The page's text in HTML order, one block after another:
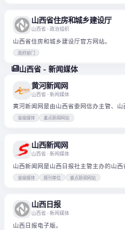
山西省住房和城乡建设厅
山西省· 政治组织
山西省住房和城乡建设厅官方网站。
政府部门
山西省 - 新闻媒体
黄河新闻网
山西省· 新闻媒体
黄河新闻网是由山西省委网信办主管、
级新闻网站。
省级媒体 重点新闻网站
山西新闻网
山西省· 新闻媒体
山西新闻网是山西日报社主管主办的山
省级媒体 报刊单位 重点新闻网站
山西日报
山西省· 新闻媒体
山西日报电子版。